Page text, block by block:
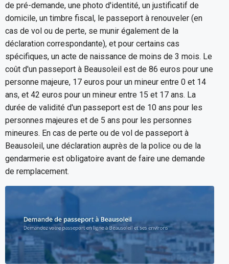
de pré-demande, une photo d'identité, un justificatif de
domicile, un timbre fiscal, le passeport à renouveler (en
cas de vol ou de perte, se munir également de la
déclaration correspondante), et pour certains cas
spécifiques, un acte de naissance de moins de 3 mois. Le
coût d'un passeport à Beausoleil est de 86 euros pour une
personne majeure, 17 euros pour un mineur entre 0 et 14
ans, et 42 euros pour un mineur entre 15 et 17 ans. La
durée de validité d'un passeport est de 10 ans pour les
personnes majeures et de 5 ans pour les personnes
mineures. En cas de perte ou de vol de passeport à
Beausoleil, une déclaration auprès de la police ou de la
gendarmerie est obligatoire avant de faire une demande
de remplacement.